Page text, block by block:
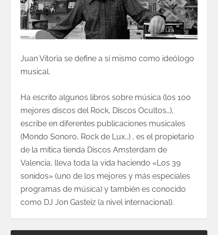
Juan Vitoria se define a sí mismo como ideólogo
musical.
Ha escrito algunos libros sobre música (los 100
mejores discos del Rock, Discos Ocultos…),
escribe en diferentes publicaciones musicales
(Mondo Sonoro, Rock de Lux…) , es el propietario
de la mítica tienda Discos Amsterdam de
Valencia, lleva toda la vida haciendo «Los 39
sonidos» (uno de los mejores y más especiales
programas de música) y también es conocido
como DJ Jon Gasteiz (a nivel internacional).